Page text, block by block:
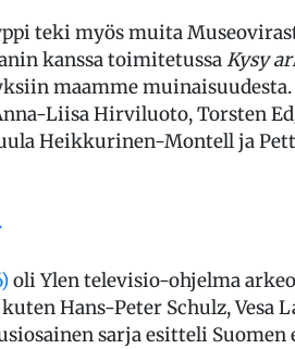
teki myös muita
kanssa toimitetussaKysy
maamme
Liisa Hirviluoto, Torsten
Heikkurinen-Montell ja
oli Ylen televisio-ohjelma
Hans-Peter Schulz, Vesa
sarja esitteli